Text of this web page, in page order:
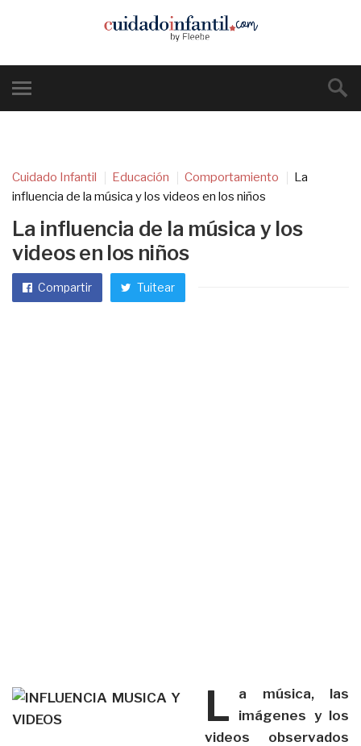
Cuidado Infantil Educación Comportamiento
La
influencia de la música y los videos en los niños
La influencia de la música y los
videos en los niños
Compartir Tuitear
L
a música, las
imágenes y los
videos observados